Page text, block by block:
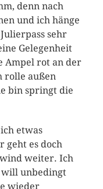
denn nach
und ich hänge
sehr
Gelegenheit
Ampel rot an der
rolle außen
bin springt die
etwas
geht es doch
weiter. Ich
will unbedingt
wieder